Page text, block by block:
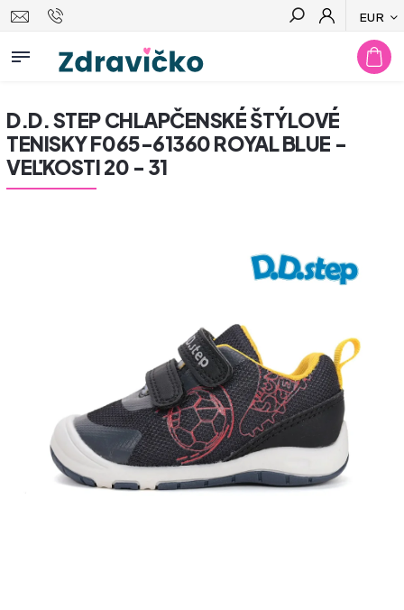
EUR
Hľadať
D.D. STEP CHLAPČENSKÉ ŠTÝLOVÉ
TENISKY F065-61360 ROYAL BLUE -
VEĽKOSTI 20 - 31